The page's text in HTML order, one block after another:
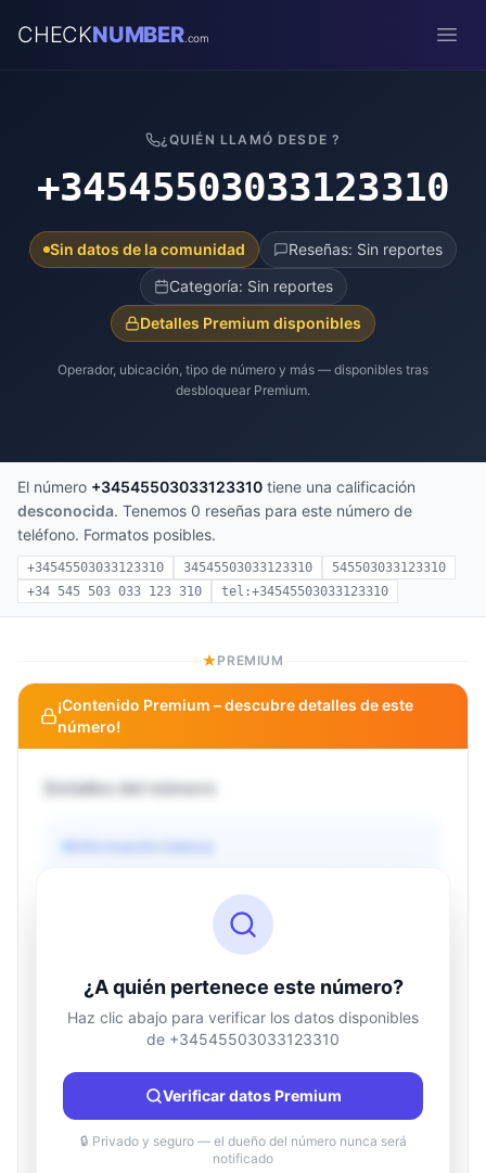
CHECKNUMBER.com
¿QUIÉN LLAMÓ DESDE ?
+34545503033123310
Sin datos de la comunidad
Reseñas: Sin reportes
Categoría: Sin reportes
Detalles Premium disponibles
Operador, ubicación, tipo de número y más — disponibles tras
desbloquear Premium.
El número +34545503033123310 tiene una calificación
desconocida. Tenemos 0 reseñas para este número de
teléfono. Formatos posibles.
+34545503033123310 34545503033123310
545503033123310
+34 545 503 033 123 310
tel:+34545503033123310
PREMIUM
¡Contenido Premium – descubre detalles de este
número!
Detalles del número
Información básica
Información de ubicación
País
Desconocido
Ciudad
Desconocido
Región
Desconocido
¿A quién pertenece este número?
Haz clic abajo para verificar los datos disponibles
de +34545503033123310
Verificar datos Premium
🔒 Privado y seguro — el dueño del número nunca será
notificado